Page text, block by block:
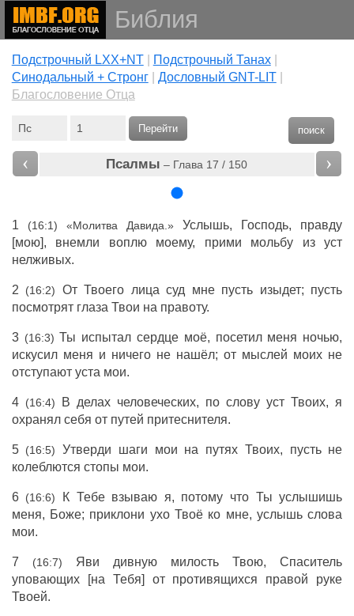
Библия
Подстрочный LXX+NT| Подстрочный Танах|
Cинодальный + Стронг| Дословный GNT-LIT|
Благословение Отца
поиск
Перейти
‹ Псалмы – Глава 17 / 150 ›
1 (16:1) «Молитва Давида.» Услышь, Господь, правду
[мою], внемли воплю моему, прими мольбу из уст
нелживых.
2 (16:2)
От Твоего лица суд мне пусть изыдет; пусть
посмотрят глаза Твои на правоту.
3 (16:3) Ты испытал сердце моё, посетил меня ночью,
искусил меня и ничего не нашёл; от мыслей моих не
отступают уста мои.
4 (16:4) В делах человеческих, по слову уст Твоих, я
охранял себя от путей притеснителя.
5 (16:5)
Утверди шаги мои на путях Твоих, пусть не
колеблются стопы мои.
6 (16:6)
К Тебе взываю я, потому что Ты услышишь
меня, Боже; приклони ухо Твоё ко мне, услышь слова
мои.
7 (16:7) Яви дивную милость Твою, Спаситель
уповающих [на Тебя] от противящихся правой руке
Твоей.